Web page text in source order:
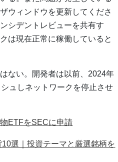
ウィンドウを更新してくださ
シデントレビューを共有す
は現在正常に稼働していると
ない。開発者は以前、2024年
ュしネットワークを停止させ
ETFをSECに申請
選｜投資テーマと厳選銘柄を